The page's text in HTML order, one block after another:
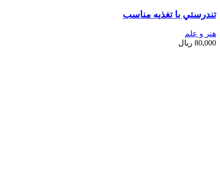
تندرستي با تغذيه مناسب
هنر و علم
80,000 ریال